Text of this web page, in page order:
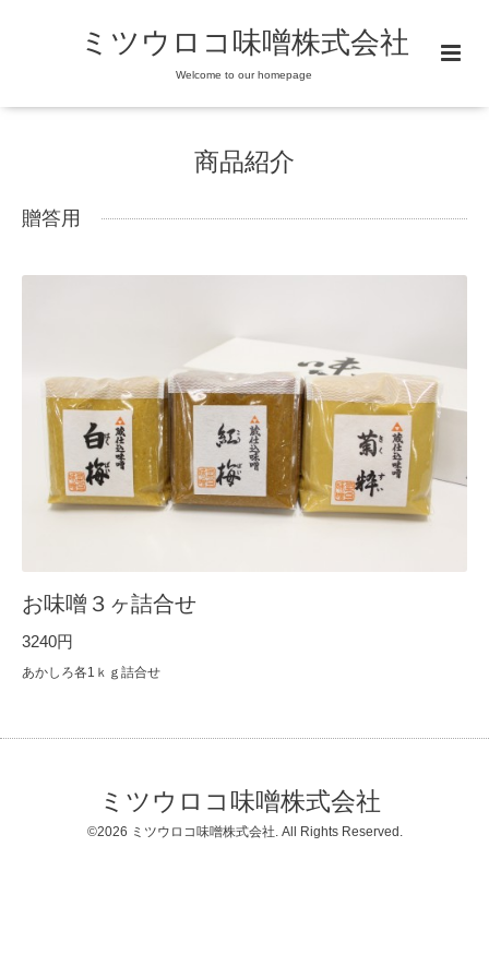
ミツウロコ味噌株式会社
Welcome to our homepage
商品紹介
贈答用
お味噌３ヶ詰合せ
3240円
あかしろ各1ｋｇ詰合せ
ミツウロコ味噌株式会社
©2026 ミツウロコ味噌株式会社. All Rights Reserved.